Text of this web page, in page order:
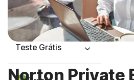
Suporte
Teste Grátis
Norton Private